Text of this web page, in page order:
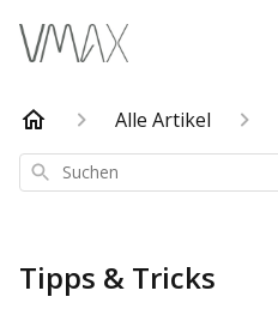
Alle Artikel
Suchen
Tipps & Tricks